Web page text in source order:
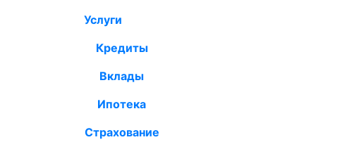
Услуги
Кредиты
Вклады
Ипотека
Страхование